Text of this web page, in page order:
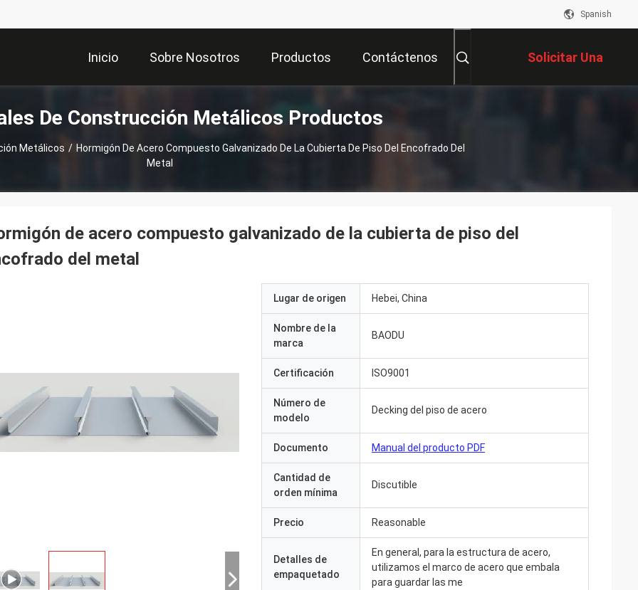
Spanish
Inicio Sobre Nosotros Productos Contáctenos Solicitar Una
Cotización
De Construcción Metálicos Productos
Metálicos / Hormigón De Acero Compuesto Galvanizado De La Cubierta De Piso Del Encofrado Del
Metal
- ¿ Por qué no?
SRES
de acero compuesto galvanizado de la cubierta de piso del
del metal
Lugar de origen Hebei, China
Nombre de la
marca
BAODU
Certificación ISO9001
Número de
modelo
Decking del piso de acero
Documento Manual del producto PDF
Cantidad de
orden mínima
Discutible
Precio Reasonable
Detalles de
empaquetado
En general, para la estructura de acero,
utilizamos el marco de acero que embala
para guardar las me